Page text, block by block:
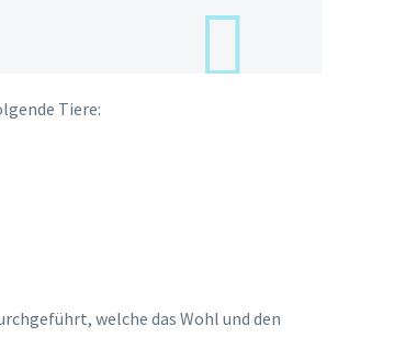
Tiere:
welche das Wohl und den